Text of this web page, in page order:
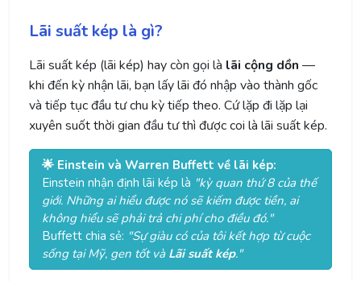
Lãi suất kép là gì?
Lãi suất kép (lãi kép) hay còn gọi là lãi cộng dồn —
khi đến kỳ nhận lãi, bạn lấy lãi đó nhập vào thành gốc
và tiếp tục đầu tư chu kỳ tiếp theo. Cứ lặp đi lặp lại
xuyên suốt thời gian đầu tư thì được coi là lãi suất kép.
🌟 Einstein và Warren Buffett về lãi kép:
Einstein nhận định lãi kép là "kỳ quan thứ 8 của thế
giới. Những ai hiểu được nó sẽ kiếm được tiền, ai
không hiểu sẽ phải trả chi phí cho điều đó."
Buffett chia sẻ: "Sự giàu có của tôi kết hợp từ cuộc
sống tại Mỹ, gen tốt và Lãi suất kép."